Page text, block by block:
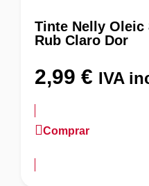
Tinte Nelly Oleic
Rub Claro Dor
2,99 € IVA
Comprar